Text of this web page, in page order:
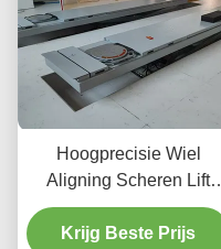
Hoogprecisie Wiel
Aligning Scheren Lift
T400D 4000kg Capaciteit
voor workshops
Krijg Beste Prijs